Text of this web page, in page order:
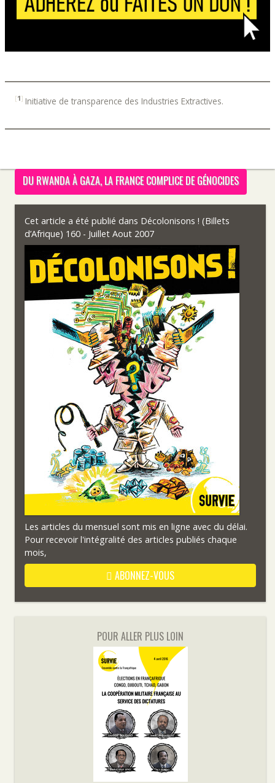
[1] Initiative de transparence des Industries Extractives.
DU RWANDA À GAZA, LA FRANCE COMPLICE DE GÉNOCIDES
Cet article a été publié dans Décolonisons ! (Billets
d’Afrique) 160 - Juillet Aout 2007
Les articles du mensuel sont mis en ligne avec du délai.
Pour recevoir l'intégralité des articles publiés chaque
mois,
ABONNEZ-VOUS
POUR ALLER PLUS LOIN